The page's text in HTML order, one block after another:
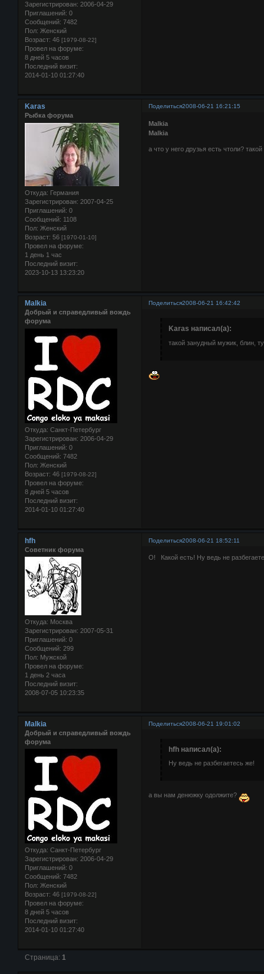
Зарегистрирован: 2006-04-29
Приглашений: 0
Сообщений: 7482
Пол: Женский
Возраст: 46 [1979-08-22]
Провел на форуме:
8 дней 5 часов
Последний визит:
2014-01-10 01:27:40
Поделиться2008-06-21 16:21:15
Karas
Рыбка форума
Откуда: Германия
Зарегистрирован: 2007-04-25
Приглашений: 0
Сообщений: 1108
Пол: Женский
Возраст: 56 [1970-01-10]
Провел на форуме:
1 день 1 час
Последний визит:
2023-10-13 13:23:20
Malkia
Malkia
а что у него друзья есть чтоли?
Поделиться2008-06-21 16:42:42
Malkia
Добрый и справедливый вождь
форума
Откуда: Санкт-Петербург
Зарегистрирован: 2006-04-29
Приглашений: 0
Сообщений: 7482
Пол: Женский
Возраст: 46 [1979-08-22]
Провел на форуме:
8 дней 5 часов
Последний визит:
2014-01-10 01:27:40
Karas написал(а):
такой занудный мужик, блин,
Поделиться2008-06-21 18:52:11
hfh
Советник форума
Откуда: Москва
Зарегистрирован: 2007-05-31
Приглашений: 0
Сообщений: 299
Пол: Мужской
Провел на форуме:
1 день 2 часа
Последний визит:
2008-07-05 10:23:35
О! Какой есть! Ну ведь не
Поделиться2008-06-21 19:01:02
Malkia
Добрый и справедливый вождь
форума
Откуда: Санкт-Петербург
Зарегистрирован: 2006-04-29
Приглашений: 0
Сообщений: 7482
Пол: Женский
Возраст: 46 [1979-08-22]
Провел на форуме:
8 дней 5 часов
Последний визит:
2014-01-10 01:27:40
hfh написал(а):
Ну ведь не разбегаетесь же!
а вы нам денюжку одолжите?
Страница: 1